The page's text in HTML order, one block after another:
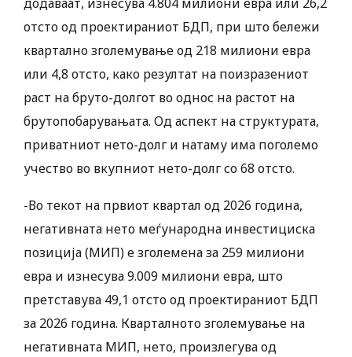
отсто од проектираниот БДП, при што бележи
квартално зголемување од 218 милиони евра
или 4,8 отсто, како резултат на поизразениот
раст на бруто-долгот во однос на растот на
брутопобарувањата. Од аспект на структурата,
приватниот нето-долг и натаму има поголемо
учество во вкупниот нето-долг со 68 отсто.
-Во текот на првиот квартал од 2026 година,
негативната нето меѓународна инвестициска
позиција (МИП) е зголемена за 259 милиони
евра и изнесува 9.009 милиони евра, што
претставува 49,1 отсто од проектираниот БДП
за 2026 година. Кварталното зголемување на
негативната МИП, нето, произлегува од